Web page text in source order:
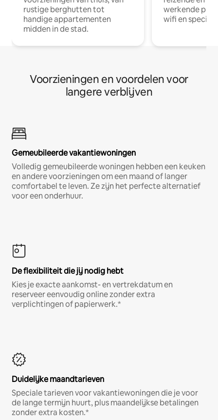
rustige berghutten tot
handige appartementen
midden in de stad.
werkende
wifi en
Voorzieningen en voordelen voor
langere verblijven
Gemeubileerde vakantiewoningen
Volledig gemeubileerde woningen hebben een keuken
en andere voorzieningen om een maand of langer
comfortabel te leven. Ze zijn het perfecte alternatief
voor een onderhuur.
De flexibiliteit die jij nodig hebt
Kies je exacte aankomst- en vertrekdatum en
reserveer eenvoudig online zonder extra
verplichtingen of papierwerk.*
Duidelijke maandtarieven
Speciale tarieven voor vakantiewoningen die je voor
de lange termijn huurt, plus maandelijkse betalingen
zonder extra kosten.*